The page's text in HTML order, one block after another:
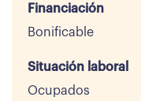
Financiación
Bonificable
Situación laboral
Ocupados